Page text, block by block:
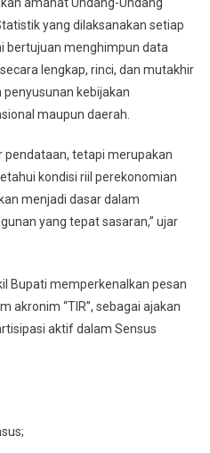
yang dilaksanakan setiap
bertujuan menghimpun data
lengkap, rinci, dan mutakhir
kebijakan
maupun daerah.
pendataan, tetapi merupakan
kondisi riil perekonomian
menjadi dasar dalam
yang tepat sasaran,” ujar
Bupati memperkenalkan pesan
akronim “TIR”, sebagai ajakan
aktif dalam Sensus